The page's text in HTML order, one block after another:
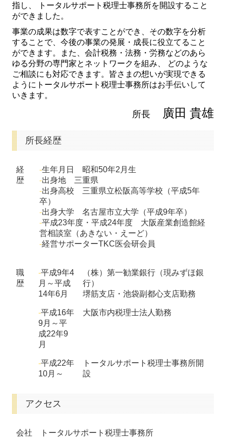
指し、 トータルサポート税理士事務所を開設すること
ができました。
事業の成果は数字で表すことができ、その数字を分析
することで、今後の事業の発展・成長に役立てること
ができます。また、会計税務・法務・労務などのあら
ゆる分野の専門家とネットワークを組み、 どのような
ご相談にも対応できます。皆さまの想いが実現できる
ようにトータルサポート税理士事務所はお手伝いして
いきます。
所長廣田 貴雄
所長経歴
経
歴
-生年月日 昭和50年2月生
-出身地 三重県
-出身高校 三重県立松阪高等学校（平成5年
卒）
-出身大学 名古屋市立大学（平成9年卒）
-平成23年度・平成24年度 大阪産業創造館経
営相談室（あきない・えーど）
-経営サポーターTKC医会研会員
職
歴
-平成9年4
月～平成
14年6月
（株）第一勧業銀行（現みずほ銀
行）
堺筋支店・池袋副都心支店勤務
-平成16年
9月～平
成22年9
月
大阪市内税理士法人勤務
-平成22年
10月～
トータルサポート税理士事務所開
設
アクセス
会社
トータルサポート税理士事務所